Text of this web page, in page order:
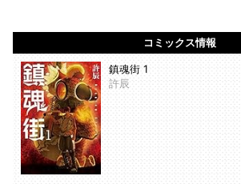
コミックス情報
鎮魂街 1
許辰